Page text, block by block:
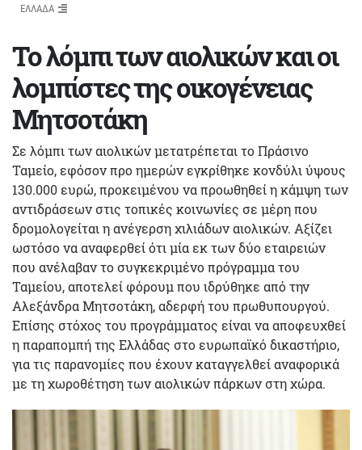
ΕΛΛΑΔΑ
Το λόμπι των αιολικών και οι
λομπίστες της οικογένειας
Μητσοτάκη
Σε λόμπι των αιολικών μετατρέπεται το Πράσινο
Ταμείο, εφόσον προ ημερών εγκρίθηκε κονδύλι ύψους
130.000 ευρώ, προκειμένου να προωθηθεί η κάμψη των
αντιδράσεων στις τοπικές κοινωνίες σε μέρη που
δρομολογείται η ανέγερση χιλιάδων αιολικών. Αξίζει
ωστόσο να αναφερθεί ότι μία εκ των δύο εταιρειών
που ανέλαβαν το συγκεκριμένο πρόγραμμα του
Ταμείου, αποτελεί φόρουμ που ιδρύθηκε από την
Αλεξάνδρα Μητσοτάκη, αδερφή του πρωθυπουργού.
Επίσης στόχος του προγράμματος είναι να αποφευχθεί
η παραπομπή της Ελλάδας στο ευρωπαϊκό δικαστήριο,
για τις παρανομίες που έχουν καταγγελθεί αναφορικά
με τη χωροθέτηση των αιολικών πάρκων στη χώρα.